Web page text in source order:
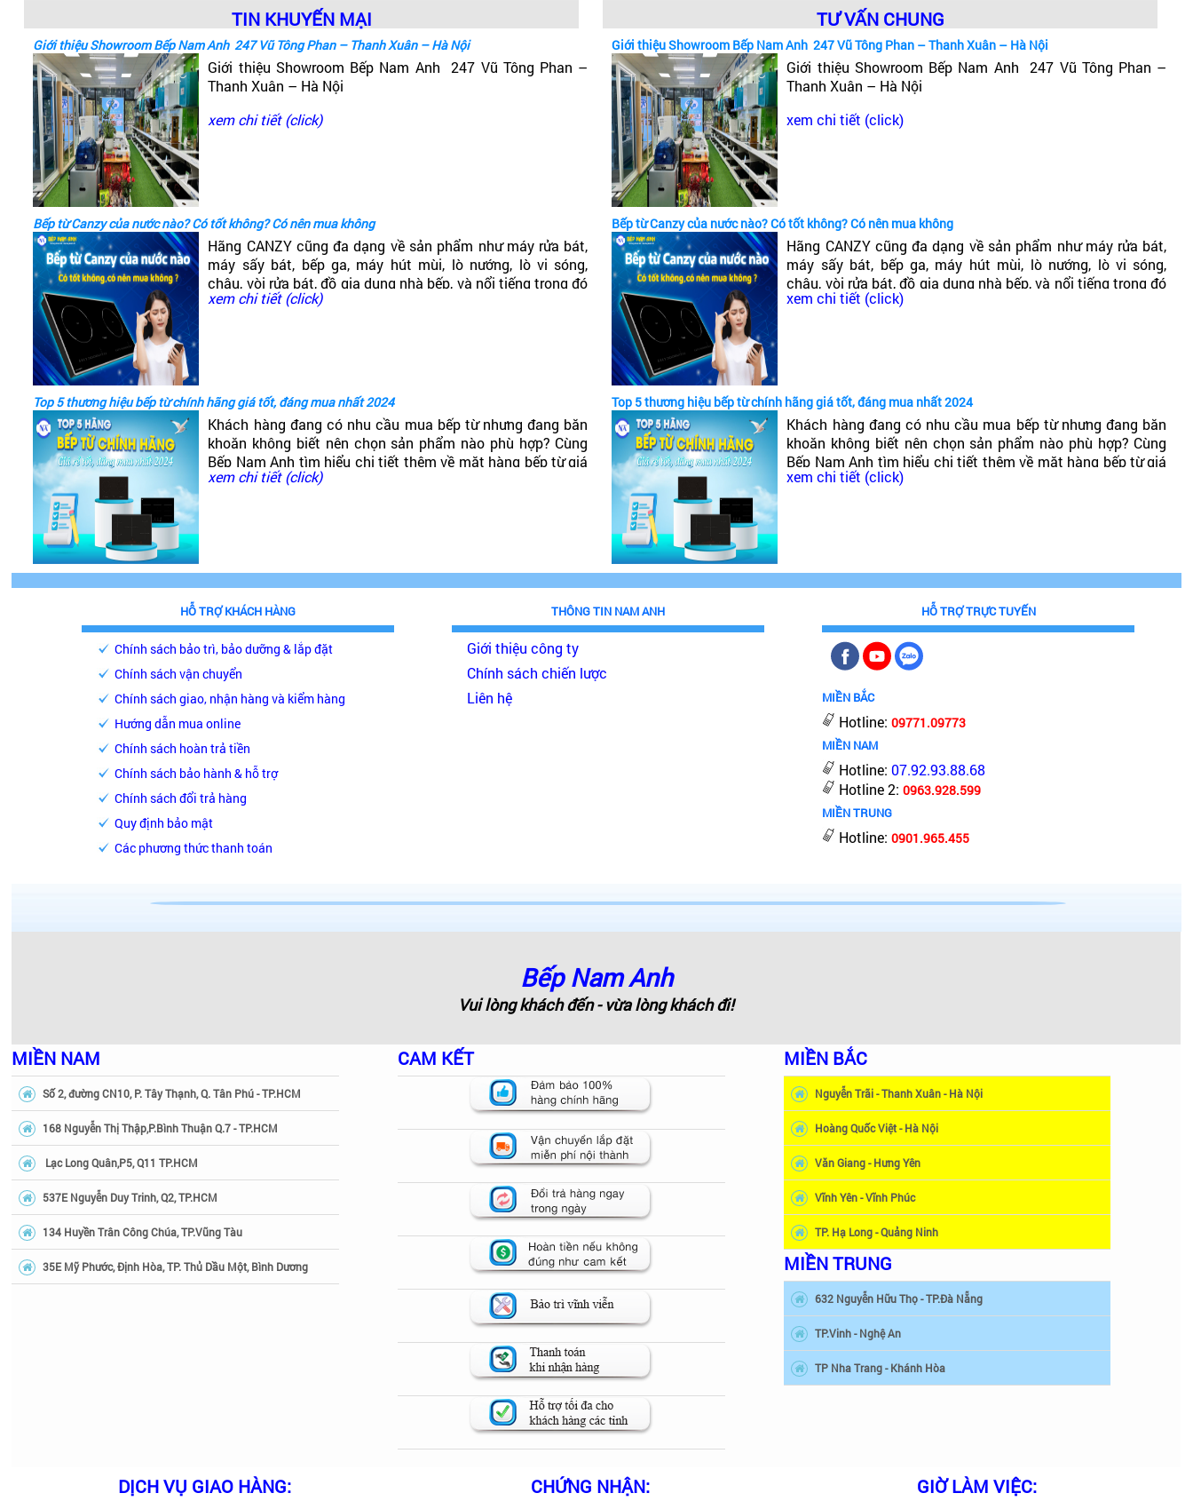
TIN KHUYẾN MẠI
Giới thiệu Showroom Bếp Nam Anh 247 Vũ Tông Phan – Thanh Xuân – Hà Nội
Giới thiệu Showroom Bếp Nam Anh 247 Vũ Tông Phan –
Thanh Xuân – Hà Nội
xem chi tiết (click)
Bếp từ Canzy của nước nào? Có tốt không? Có nên mua không
Hãng CANZY cũng đa dạng về sản phẩm như máy rửa bát,
máy sấy bát, bếp ga, máy hút mùi, lò nướng, lò vi sóng,
chậu, vòi rửa bát, đồ gia dụng nhà bếp, và nổi tiếng trong đó
có dòng bếp từ Canzy. Vậy Bếp từ Canzy của nước nào? Có
xem chi tiết (click)
Top 5 thương hiệu bếp từ chính hãng giá tốt, đáng mua nhất 2024
Khách hàng đang có nhu cầu mua bếp từ nhưng đang băn
khoăn không biết nên chọn sản phẩm nào phù hợp? Cùng
Bếp Nam Anh tìm hiểu chi tiết thêm về mặt hàng bếp từ giá
phải chăng, chất lượng cao, đáng mua nhất 2024!
xem chi tiết (click)
TƯ VẤN CHUNG
Giới thiệu Showroom Bếp Nam Anh 247 Vũ Tông Phan – Thanh Xuân – Hà Nội
Giới thiệu Showroom Bếp Nam Anh 247 Vũ Tông Phan –
Thanh Xuân – Hà Nội
xem chi tiết (click)
Bếp từ Canzy của nước nào? Có tốt không? Có nên mua không
Hãng CANZY cũng đa dạng về sản phẩm như máy rửa bát,
máy sấy bát, bếp ga, máy hút mùi, lò nướng, lò vi sóng,
chậu, vòi rửa bát, đồ gia dụng nhà bếp, và nổi tiếng trong đó
có dòng bếp từ Canzy. Vậy Bếp từ Canzy của nước nào? Có
xem chi tiết (click)
Top 5 thương hiệu bếp từ chính hãng giá tốt, đáng mua nhất 2024
Khách hàng đang có nhu cầu mua bếp từ nhưng đang băn
khoăn không biết nên chọn sản phẩm nào phù hợp? Cùng
Bếp Nam Anh tìm hiểu chi tiết thêm về mặt hàng bếp từ giá
phải chăng, chất lượng cao, đáng mua nhất 2024!
xem chi tiết (click)
HỖ TRỢ KHÁCH HÀNG
Chính sách bảo trì, bảo dưỡng & lắp đặt
Chính sách vận chuyển
Chính sách giao, nhận hàng và kiểm hàng
Hướng dẫn mua online
Chính sách hoàn trả tiền
Chính sách bảo hành & hỗ trợ
Chính sách đổi trả hàng
Quy định bảo mật
Các phương thức thanh toán
THÔNG TIN NAM ANH
Giới thiệu công ty
Chính sách chiến lược
Liên hệ
HỖ TRỢ TRỰC TUYẾN
MIỀN BẮC
Hotline:09771.09773
MIỀN NAM
Hotline:07.92.93.88.68
Hotline 2:0963.928.599
MIỀN TRUNG
Hotline:0901.965.455
Bếp Nam Anh
Vui lòng khách đến - vừa lòng khách đi!
MIỀN NAM
Số 2, đường CN10, P. Tây Thạnh, Q. Tân Phú - TP.HCM
168 Nguyễn Thị Thập,P.Bình Thuận Q.7 - TP.HCM
Lạc Long Quân,P5, Q11 TP.HCM
537E Nguyễn Duy Trinh, Q2, TP.HCM
134 Huyền Trân Công Chúa, TP.Vũng Tàu
35E Mỹ Phước, Định Hòa, TP. Thủ Dầu Một, Bình Dương
CAM KẾT MIỀN BẮC
Nguyễn Trãi - Thanh Xuân - Hà Nội
Hoàng Quốc Việt - Hà Nội
Văn Giang - Hưng Yên
Vĩnh Yên - Vĩnh Phúc
TP. Hạ Long - Quảng Ninh
MIỀN TRUNG
632 Nguyễn Hữu Thọ - TP.Đà Nẵng
TP.Vinh - Nghệ An
TP Nha Trang - Khánh Hòa
DỊCH VỤ GIAO HÀNG: CHỨNG NHẬN: GIỜ LÀM VIỆC: